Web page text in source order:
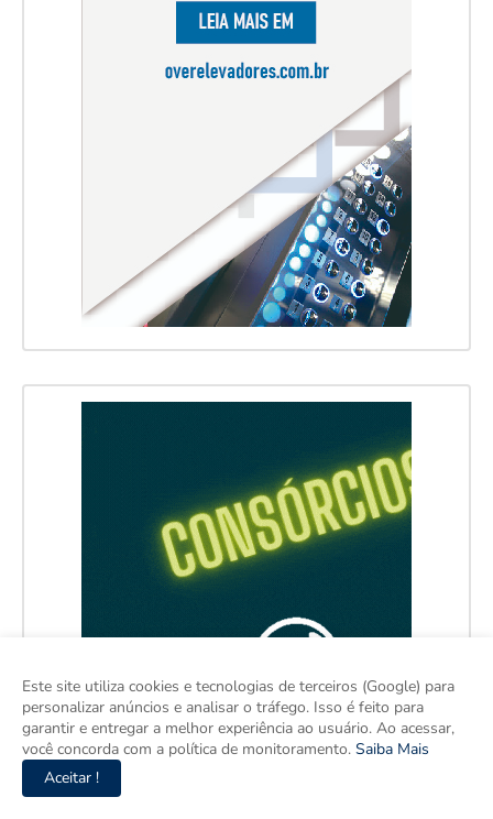
Este site utiliza cookies e tecnologias de terceiros (Google) para
personalizar anúncios e analisar o tráfego. Isso é feito para
garantir e entregar a melhor experiência ao usuário. Ao acessar,
você concorda com a política de monitoramento. Saiba Mais
Aceitar !